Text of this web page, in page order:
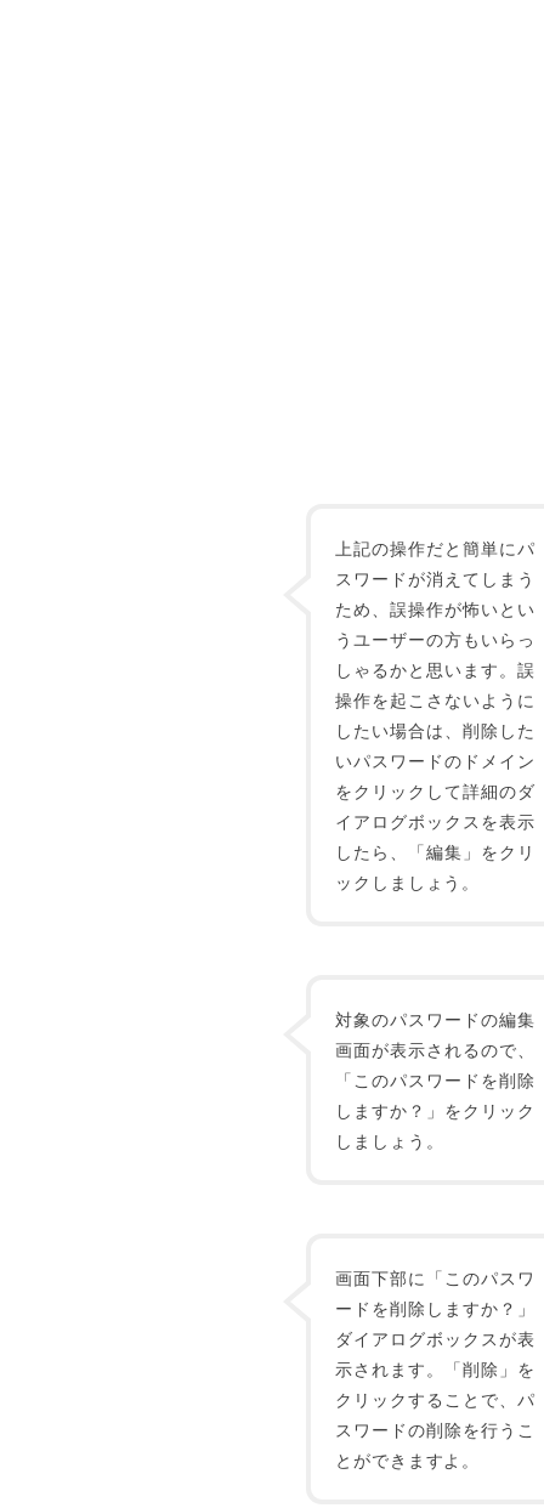
上記の操作だと簡単にパ
スワードが消えてしまう
ため、誤操作が怖いとい
うユーザーの方もいらっ
しゃるかと思います。誤
操作を起こさないように
したい場合は、削除した
いパスワードのドメイン
をクリックして詳細のダ
イアログボックスを表示
したら、「編集」をクリ
ックしましょう。
対象のパスワードの編集
画面が表示されるので、
「このパスワードを削除
しますか？」をクリック
しましょう。
画面下部に「このパスワ
ードを削除しますか？」
ダイアログボックスが表
示されます。「削除」を
クリックすることで、パ
スワードの削除を行うこ
とができますよ。